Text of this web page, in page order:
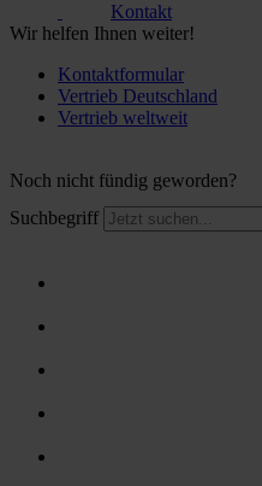
Kontakt
Wir helfen Ihnen weiter!
Kontaktformular
Vertrieb Deutschland
Vertrieb weltweit
Noch nicht fündig geworden?
Suchbegriff